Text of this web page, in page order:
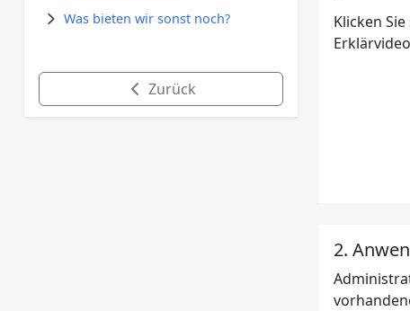
Was bieten wir sonst noch?
Zurück
Klicken
2.